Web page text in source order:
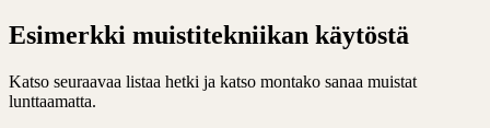
Esimerkki muistitekniikan käytöstä
Katso seuraavaa listaa hetki ja katso montako sanaa muistat
lunttaamatta.